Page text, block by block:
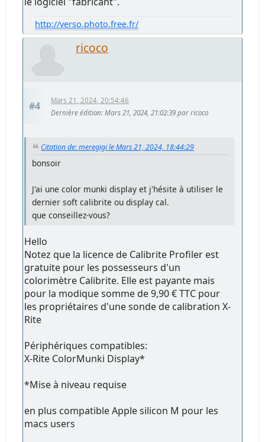
http://verso.photo.free.fr/
ricoco
#4
Mars 21, 2024, 20:54:46
Dernière édition: Mars 21, 2024, 21:02:39 par ricoco
Citation de: meregigi le Mars 21, 2024, 18:44:29
bonsoir
J'ai une color munki display et j'hésite à utiliser le
dernier soft calibrite ou display cal.
que conseillez-vous?
Hello
Notez que la licence de Calibrite Profiler est
gratuite pour les possesseurs d'un
colorimètre Calibrite. Elle est payante mais
pour la modique somme de 9,90 € TTC pour
les propriétaires d'une sonde de calibration X-
Rite
Périphériques compatibles:
X-Rite ColorMunki Display*
*Mise à niveau requise
en plus compatible Apple silicon M pour les
macs users